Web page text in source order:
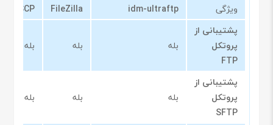
ویژگی idm-ultraftp
FileZilla
WinSCP
پشتیبانی از
پروتکل
FTP
بله بله بله
پشتیبانی از
پروتکل
SFTP
بله بله بله